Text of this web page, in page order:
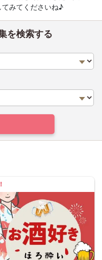
てみてくださいね♪
を検索する